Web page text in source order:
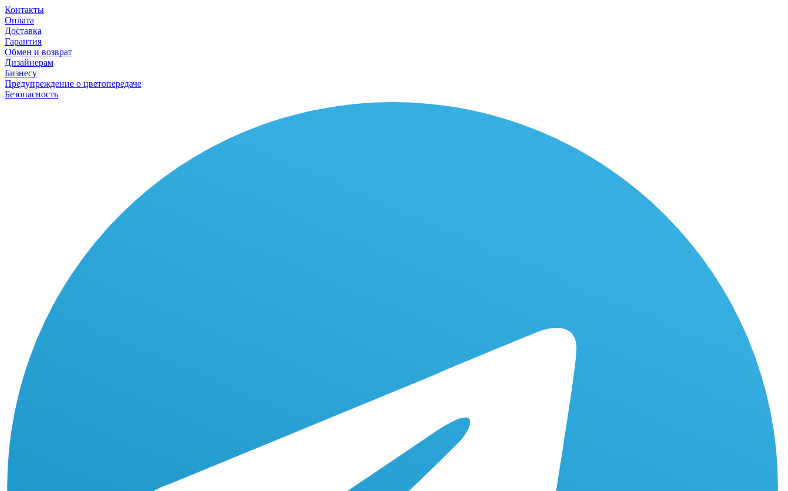
Контакты
Оплата
Доставка
Гарантия
Обмен и возврат
Дизайнерам
Бизнесу
Предупреждение о цветопередаче
Безопасность